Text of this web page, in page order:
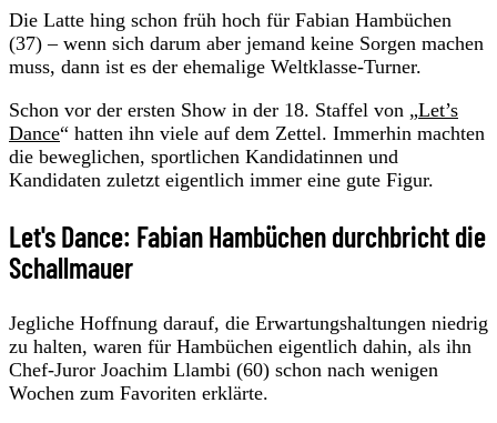
Die Latte hing schon früh hoch für Fabian Hambüchen
(37) – wenn sich darum aber jemand keine Sorgen machen
muss, dann ist es der ehemalige Weltklasse-Turner.
Schon vor der ersten Show in der 18. Staffel von „Let’s
Dance“ hatten ihn viele auf dem Zettel. Immerhin machten
die beweglichen, sportlichen Kandidatinnen und
Kandidaten zuletzt eigentlich immer eine gute Figur.
Let's Dance: Fabian Hambüchen durchbricht die
Schallmauer
Jegliche Hoffnung darauf, die Erwartungshaltungen niedrig
zu halten, waren für Hambüchen eigentlich dahin, als ihn
Chef-Juror Joachim Llambi (60) schon nach wenigen
Wochen zum Favoriten erklärte.